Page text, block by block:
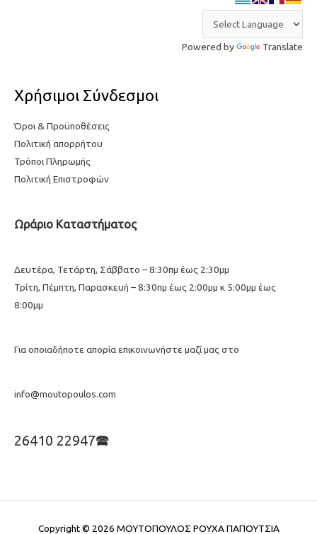
Powered by Translate
Χρήσιμοι Σύνδεσμοι
Όροι & Προϋποθέσεις
Πολιτική απορρήτου
Τρόποι Πληρωμής
Πολιτική Επιστροφών
Ωράριο Καταστήματος
Δευτέρα, Τετάρτη, Σάββατο – 8:30πμ έως 2:30μμ
Τρίτη, Πέμπτη, Παρασκευή – 8:30πμ έως 2:00μμ κ 5:00μμ έως
8:00μμ
Για οποιαδήποτε απορία επικοινωνήστε μαζί μας στο
info@moutopoulos.com
26410 22947🕿
Copyright © 2026 ΜΟΥΤΟΠΟΥΛΟΣ ΡΟΥΧΑ ΠΑΠΟΥΤΣΙΑ